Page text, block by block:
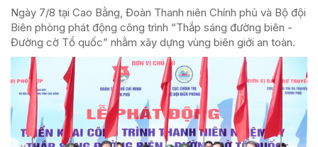
Ngày 7/8 tại Cao Bằng, Đoàn Thanh niên Chính phủ và Bộ đội
Biên phòng phát động công trình “Thắp sáng đường biên -
Đường cờ Tổ quốc” nhằm xây dựng vùng biên giới an toàn.